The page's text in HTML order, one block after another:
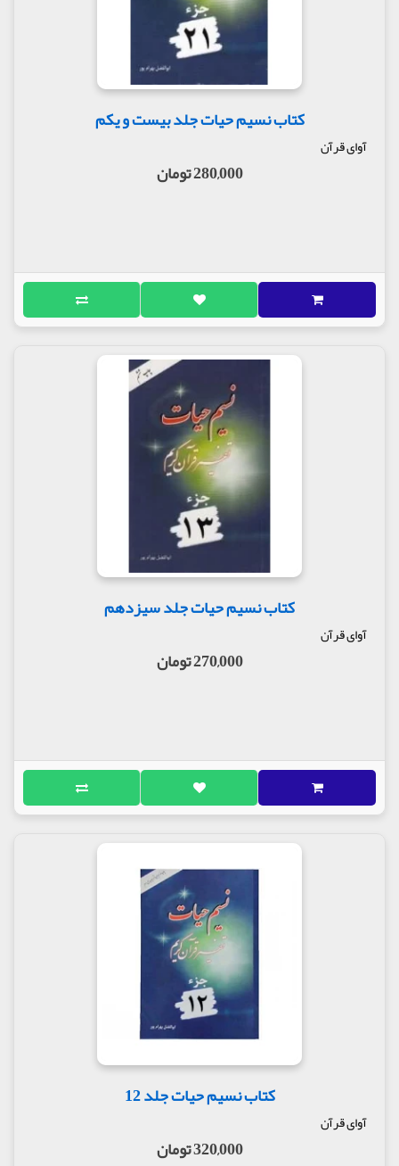
کتاب نسیم حیات جلد بیست و یکم
آوای قرآن
280,000 تومان
کتاب نسیم حیات جلد سیزدهم
آوای قرآن
270,000 تومان
کتاب نسیم حیات جلد 12
آوای قرآن
320,000 تومان